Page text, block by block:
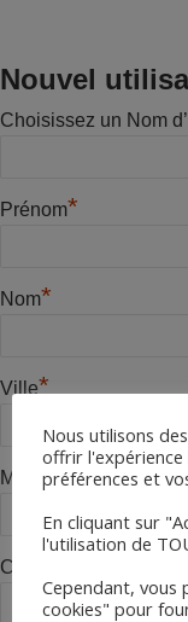
Nouvel
Choisissez un Nom
Prénom*
Nom*
Ville*
Mot de passe*
Confirmer le mot de
Nous utilisons
offrir
préférences et
En cliquant sur
l'utilisation de
Cependant, vous
cookies" pour